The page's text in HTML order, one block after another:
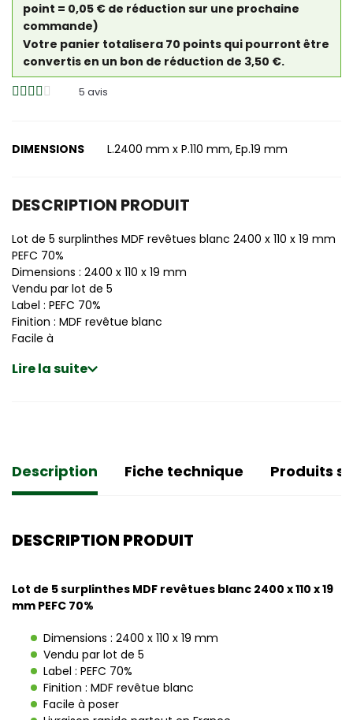
point = 0,05 € de réduction sur une prochaine
commande)
Votre panier totalisera 70 points qui pourront être
convertis en un bon de réduction de 3,50 €.
5 avis
DIMENSIONS L.2400 mm x P.110 mm, Ep.19 mm
DESCRIPTION PRODUIT
Lot de 5 surplinthes MDF revêtues blanc 2400 x 110 x 19 mm
PEFC 70%
Dimensions : 2400 x 110 x 19 mm
Vendu par lot de 5
Label : PEFC 70%
Finition : MDF revêtue blanc
Facile à
Lire la suite
Description Fiche technique Produits
DESCRIPTION PRODUIT
Lot de 5 surplinthes MDF revêtues blanc 2400 x 110 x 19
mm PEFC 70%
Dimensions : 2400 x 110 x 19 mm
Vendu par lot de 5
Label : PEFC 70%
Finition : MDF revêtue blanc
Facile à poser